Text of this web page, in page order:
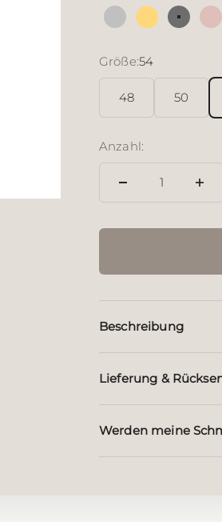
Silber18 Karat
Größe:54
48 50
Anzahl:
Beschreibung
Lieferung &
Werden meine